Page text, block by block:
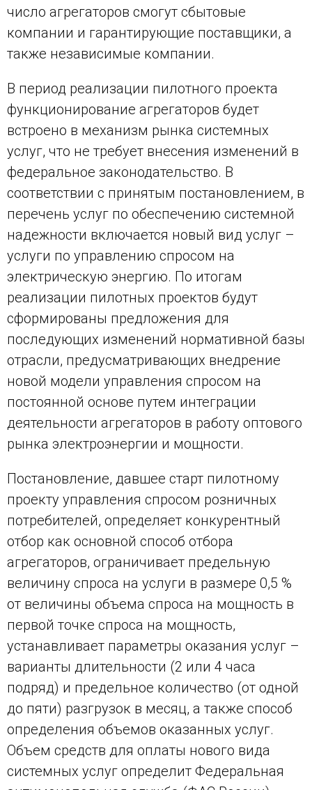
число агрегаторов смогут сбытовые
компании и гарантирующие поставщики, а
также независимые компании.
В период реализации пилотного проекта
функционирование агрегаторов будет
встроено в механизм рынка системных
услуг, что не требует внесения изменений в
федеральное законодательство. В
соответствии с принятым постановлением, в
перечень услуг по обеспечению системной
надежности включается новый вид услуг –
услуги по управлению спросом на
электрическую энергию. По итогам
реализации пилотных проектов будут
сформированы предложения для
последующих изменений нормативной базы
отрасли, предусматривающих внедрение
новой модели управления спросом на
постоянной основе путем интеграции
деятельности агрегаторов в работу оптового
рынка электроэнергии и мощности.
Постановление, давшее старт пилотному
проекту управления спросом розничных
потребителей, определяет конкурентный
отбор как основной способ отбора
агрегаторов, ограничивает предельную
величину спроса на услуги в размере 0,5 %
от величины объема спроса на мощность в
первой точке спроса на мощность,
устанавливает параметры оказания услуг –
варианты длительности (2 или 4 часа
подряд) и предельное количество (от одной
до пяти) разгрузок в месяц, а также способ
определения объемов оказанных услуг.
Объем средств для оплаты нового вида
системных услуг определит Федеральная